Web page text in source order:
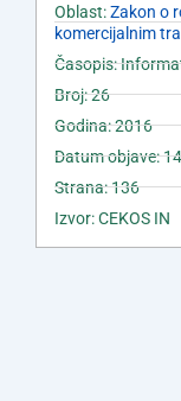
Oblast:Zakon o
komercijalnim
Časopis:
Broj: 26
Godina: 2016
Datum objave:
Strana: 136
Izvor: CEKOS IN